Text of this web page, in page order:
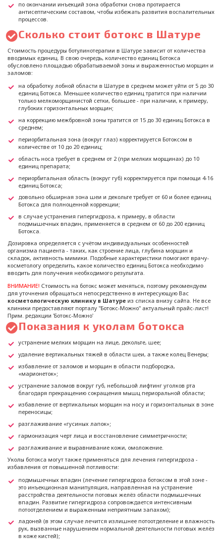
по окончании инъекций зона обработки снова протирается
антисептическим составом, чтобы избежать развития воспалительных
процессов.
Сколько стоит ботокс в Шатуре
Стоимость процедуры ботулинотерапии в Шатуре зависит от количества
вводимых единиц. В свою очередь, количество единиц Ботокса
обусловлено площадью обрабатываемой зоны и выраженностью морщин и
заломов:
на обработку лобной области в Шатуре в среднем может уйти от 5 до 30
единиц Ботокса. Меньшее количество единиц тратится при наличии
только мелкоморщинистой сетки, большее - при наличии, к примеру,
глубоких горизонтальных морщин;
на коррекцию межбровной зоны тратится от 15 до 30 единиц Ботокса в
среднем;
периорбитальная зона (вокруг глаз) корректируется Ботоксом в
количестве от 10 до 20 единиц;
область носа требует в среднем от 2 (при мелких морщинах) до 10
единиц препарата;
периорбитальная область (вокруг губ) корректируется при помощи 4-16
единиц Ботокса;
довольно обширная зона шеи и декольте требует от 60 и более единиц
Ботокса для полноценной коррекции;
в случае устранения гипергидроза, к примеру, в области
подмышечных впадин, применяется в среднем от 60 до 200 единиц
Ботокса.
Дозировка определяется с учётом индивидуальных особенностей
организма пациента - таких, как строение лица, глубина морщин и
складок, активность мимики. Подобные характеристики помогают врачу-
косметологу определить, какое количество единиц Ботокса необходимо
вводить для получения необходимого результата.
ВНИМАНИЕ! Стоимость на ботокс может меняться, поэтому рекомендуем
для уточнения обращаться непосредственно в интересующую Вас
косметологическую клинику в Шатуре из списка внизу сайта. Не все
клиники предоставляют порталу "Ботокс-Можно" актуальный прайс-лист!
Прим. редакции 'Ботокс-Можно'
Показания к уколам ботокса
устранение мелких морщин на лице, декольте, шее;
удаление вертикальных тяжей в области шеи, а также колец Венеры;
избавление от заломов и морщин в области подбородка,
«марионеток»;
устранение заломов вокруг губ, небольшой лифтинг уголков рта
благодаря прекращению сокращения мышц периоральной области;
избавление от вертикальных морщин на носу и горизонтальных в зоне
переносицы;
разглаживание «гусиных лапок»;
гармонизация черт лица и восстановление симметричности;
разглаживание и выравнивание кожи, омоложение.
Уколы ботокса могут также применяться для лечения гипергидроза -
избавления от повышенной потливости:
подмышечных впадин (лечение гипергидроза ботоксом в этой зоне -
это инъекционная манипуляция, направленная на устранение
расстройства деятельности потовых желёз области подмышечных
впадин. Развитие гипергидроза сопровождается интенсивным
потоотделением и выраженным неприятным запахом);
ладоней (в этом случае лечится излишнее потоотделение и влажность
рук, вызванные нарушением нормальной деятельности потовых желёз
в коже кистей);